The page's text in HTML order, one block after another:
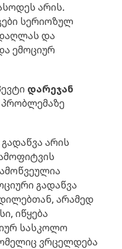
არის.
სერიოზულ
და
ემოციურ
დარეჯან
არის
გადაწვა
არამედ
იწყება
სასკოლო
ვრცელდება